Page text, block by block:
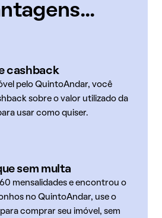
cashback
pelo QuintoAndar, você
sobre o valor utilizado da
usar como quiser.
sem multa
mensalidades e encontrou o
no QuintoAndar, use o
comprar seu imóvel, sem